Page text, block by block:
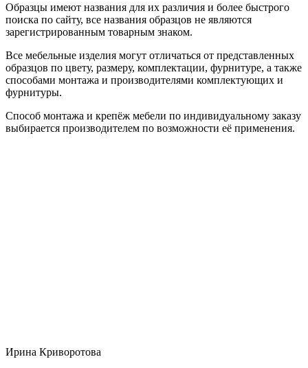
Образцы имеют названия для их различия и более быстрого
поиска по сайту, все названия образцов не являются
зарегистрированным товарным знаком.
Все мебельные изделия могут отличаться от представленных
образцов по цвету, размеру, комплектации, фурнитуре, а также
способами монтажа и производителями комплектующих и
фурнитуры.
Способ монтажа и крепёж мебели по индивидуальному заказу
выбирается производителем по возможности её применения.
Ирина Криворотова